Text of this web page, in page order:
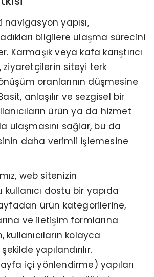
yapısı,
bilgilere ulaşma sürecini
Karmaşık veya kafa karıştırıcı
ziyaretçilerin siteyi terk
oranlarının düşmesine
anlaşılır ve sezgisel bir
ürün ya da hizmet
ulaşmasını sağlar, bu da
daha verimli işlemesine
web sitenizin
dostu bir yapıda
ürün kategorilerine,
ve iletişim formlarına
kullanıcıların kolayca
yapılandırılır.
içi yönlendirme) yapıları